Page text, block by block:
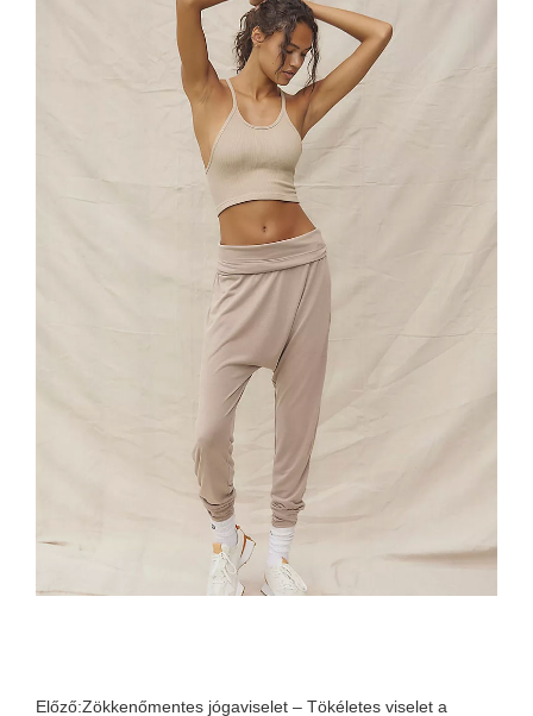
Előző:Zökkenőmentes jógaviselet – Tökéletes viselet a